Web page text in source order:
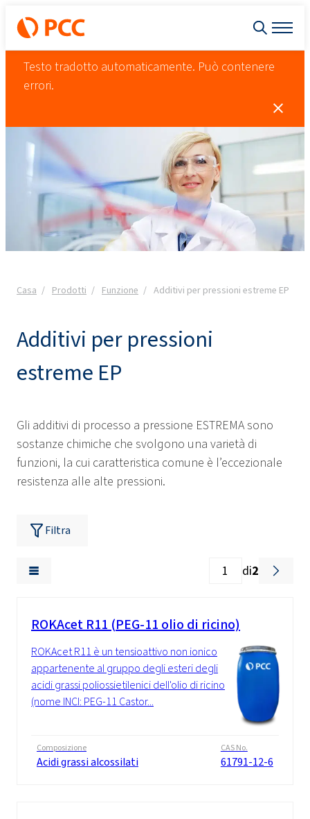
Testo tradotto automaticamente. Può contenere
errori.
Casa Prodotti Funzione Additivi per pressioni estreme EP
Additivi per pressioni
estreme EP
Gli additivi di processo a pressione ESTREMA sono
sostanze chimiche che svolgono una varietà di
funzioni, la cui caratteristica comune è l’eccezionale
resistenza alle alte pressioni.
Filtra
di2
ROKAcet R11 (PEG-11 olio di ricino)
ROKAcet R11 è un tensioattivo non ionico
appartenente al gruppo degli esteri degli
acidi grassi poliossietilenici dell'olio di ricino
(nome INCI: PEG-11 Castor...
Composizione
Acidi grassi alcossilati
CAS No.
61791-12-6